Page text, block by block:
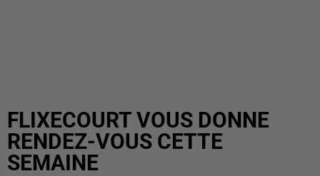
FLIXECOURT VOUS DONNE
RENDEZ-VOUS CETTE
SEMAINE